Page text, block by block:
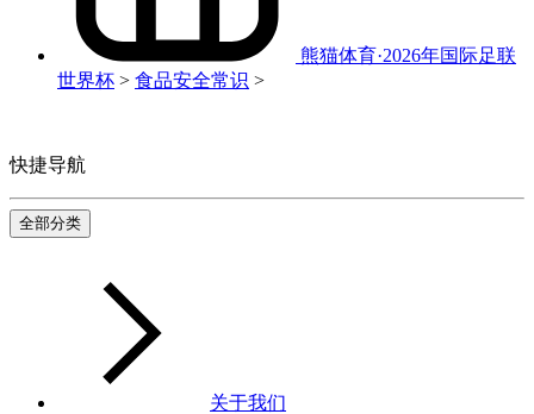
熊猫体育·2026年国际足联
世界杯 > 食品安全常识 >
快捷导航
全部分类
关于我们